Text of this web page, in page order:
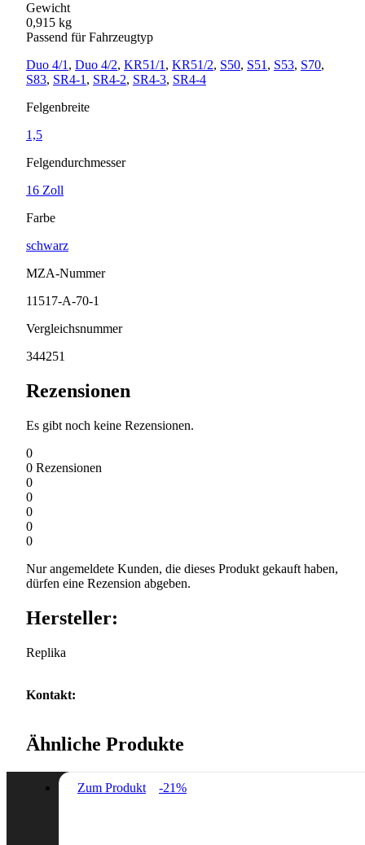
Gewicht
0,915 kg
Passend für Fahrzeugtyp
Duo 4/1 , Duo 4/2, KR51/1 , KR51/2, S50, S51 , S53, S70,
S83, SR4-1 , SR4-2, SR4-3, SR4-4
Felgenbreite
1,5
Felgendurchmesser
16 Zoll
Farbe
schwarz
MZA-Nummer
11517-A-70-1
Vergleichsnummer
344251
Rezensionen
Es gibt noch keine Rezensionen.
0
0 Rezensionen
0
0
0
0
0
Nur angemeldete Kunden, die dieses Produkt gekauft haben,
dürfen eine Rezension abgeben.
Hersteller:
Replika
Kontakt:
Ähnliche Produkte
Zum Produkt -21%